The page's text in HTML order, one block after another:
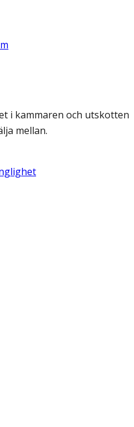
i kammaren och utskotten
mellan.